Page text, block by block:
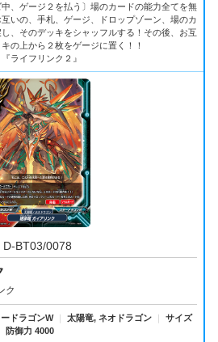
中、ゲージ２を払う〕場のカードの能力全てを無
いの、手札、ゲージ、ドロップゾーン、場のカ
、そのデッキをシャッフルする！その後、お互
の上から２枚をゲージに置く！！
ライフリンク２』
D-BT03/0078
ク
ードラゴンW ｜ 太陽竜, ネオドラゴン ｜
サイズ
防御力 4000